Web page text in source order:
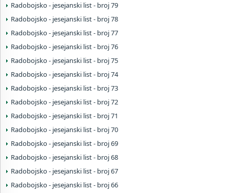
Radobojsko - jesejanski list - broj 79
Radobojsko - jesejanski list - broj 78
Radobojsko - jesejanski list - broj 77
Radobojsko - jesejanski list - broj 76
Radobojsko - jesejanski list - broj 75
Radobojsko - jesejanski list - broj 74
Radobojsko - jesejanski list - broj 73
Radobojsko - jesejanski list - broj 72
Radobojsko - jesejanski list - broj 71
Radobojsko - jesejanski list - broj 70
Radobojsko - jesejanski list - broj 69
Radobojsko - jesejanski list - broj 68
Radobojsko - jesejanski list - broj 67
Radobojsko - jesejanski list - broj 66